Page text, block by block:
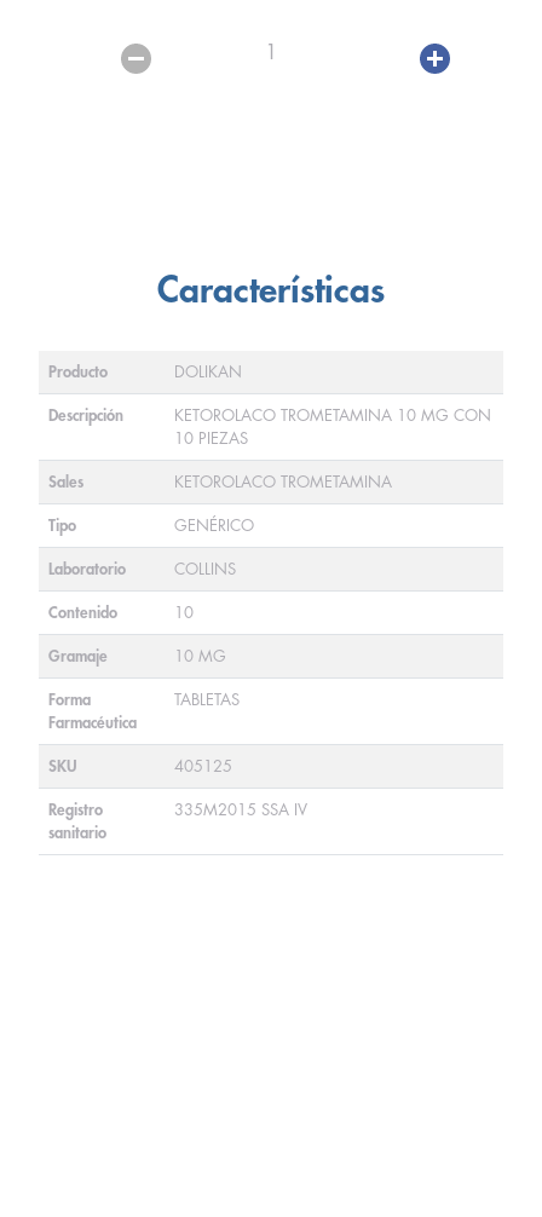
1
Características
Producto DOLIKAN
Descripción
KETOROLACO TROMETAMINA 10 MG CON
10 PIEZAS
Sales KETOROLACO TROMETAMINA
Tipo GENÉRICO
Laboratorio COLLINS
Contenido 10
Gramaje 10 MG
Forma
Farmacéutica
TABLETAS
SKU 405125
Registro
sanitario
335M2015 SSA IV